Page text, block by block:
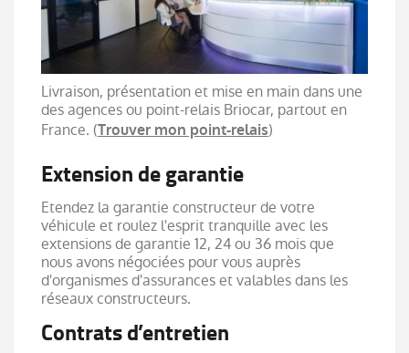
Livraison, présentation et mise en main dans une
des agences ou point-relais Briocar, partout en
France. (Trouver mon point-relais)
Extension de garantie
Etendez la garantie constructeur de votre
véhicule et roulez l'esprit tranquille avec les
extensions de garantie 12, 24 ou 36 mois que
nous avons négociées pour vous auprès
d'organismes d'assurances et valables dans les
réseaux constructeurs.
Contrats d’entretien